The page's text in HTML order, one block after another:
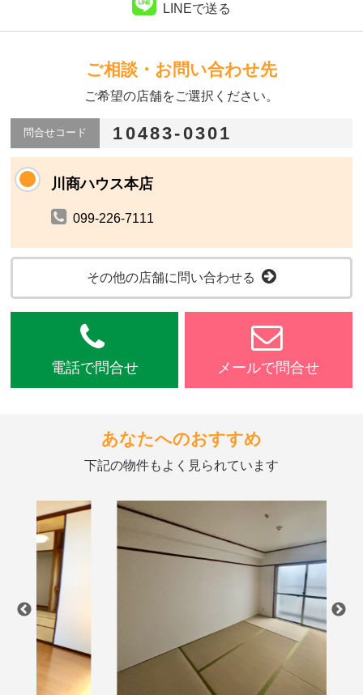
LINEで送る
ご相談・お問い合わせ先
ご希望の店舗をご選択ください。
問合せコード 10483-0301
川商ハウス本店
099-226-7111
その他の店舗に問い合わせる
電話で問合せ メールで問合せ
あなたへのおすすめ
下記の物件もよく見られています